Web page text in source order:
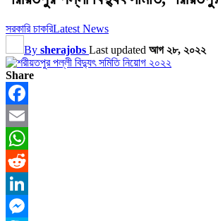
সরকারি চাকরিLatest News
By sherajobs Last updated আগ ২৮, ২০২২
Share
Facebook
Email
WhatsApp
Reddit
LinkedIn